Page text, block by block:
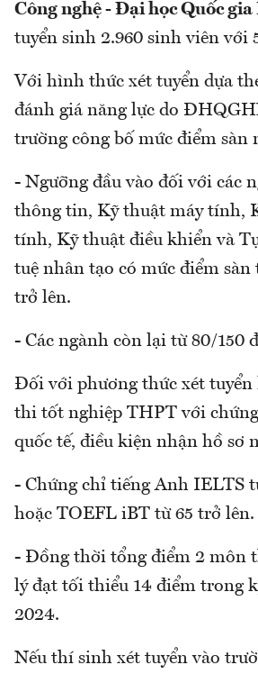
Công nghệ - Đại học Quốc
tuyển sinh 2.960 sinh viên với
Với hình thức xét tuyển dựa
đánh giá năng lực do
trường công bố mức điểm sàn
- Ngưỡng đầu vào đối với các
thông tin, Kỹ thuật máy tính,
tính, Kỹ thuật điều khiển và
tuệ nhân tạo có mức điểm sàn
trở lên.
- Các ngành còn lại từ 80/150
Đối với phương thức xét tuyển
thi tốt nghiệp THPT với
quốc tế, điều kiện nhận hồ sơ
- Chứng chỉ tiếng Anh IELTS
hoặc TOEFL iBT từ 65 trở lên.
- Đồng thời tổng điểm 2 môn
lý đạt tối thiểu 14 điểm trong
2024.
Nếu thí sinh xét tuyển vào